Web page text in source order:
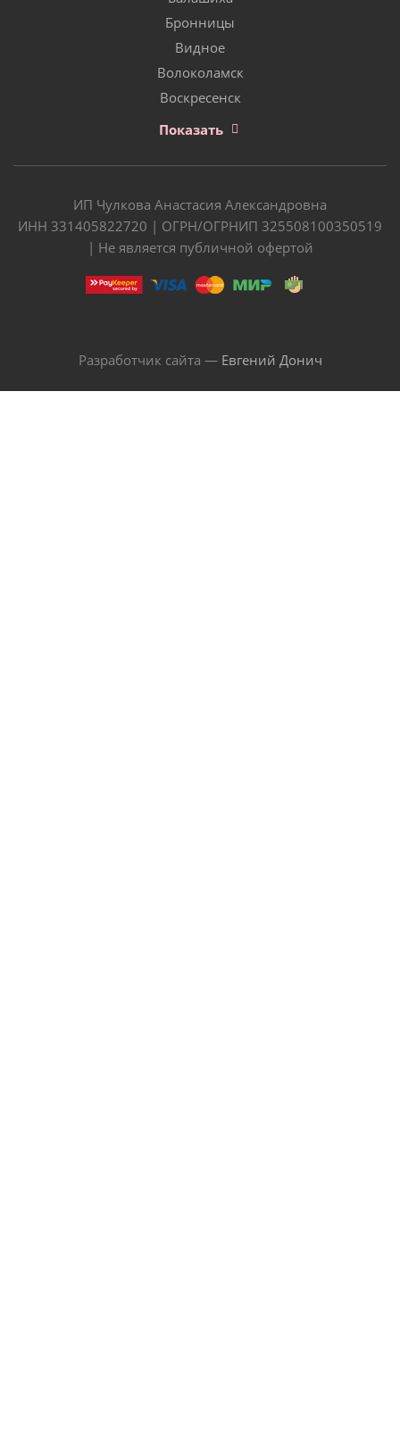
Бронницы
Видное
Волоколамск
Воскресенск
Показать
ИП Чулкова Анастасия Александровна
ИНН 331405822720 | ОГРН/ОГРНИП 325508100350519
| Не является публичной офертой
Разработчик сайта — Евгений Донич